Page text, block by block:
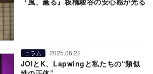
コラム 2025.06.22
JOIとK、Lapwingと私たちの“類似